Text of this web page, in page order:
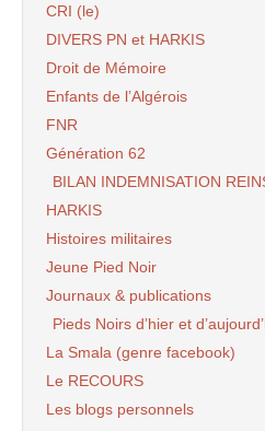
CRI (le)
DIVERS PN et HARKIS
Droit de Mémoire
Enfants de l’Algérois
FNR
Génération 62
BILAN INDEMNISATION
HARKIS
Histoires militaires
Jeune Pied Noir
Journaux & publications
Pieds Noirs d’hier et
La Smala (genre facebook)
Le RECOURS
Les blogs personnels